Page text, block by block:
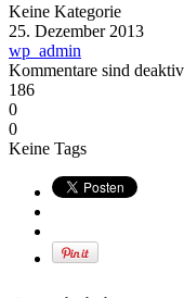
Keine Kategorie
25. Dezember 2013
wp_admin
Kommentare sind
186
0
0
Keine Tags